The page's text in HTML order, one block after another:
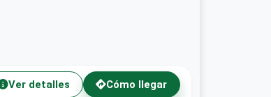
Ver detalles Cómo llegar